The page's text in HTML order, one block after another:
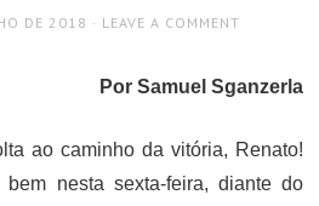
DE 2018 LEAVE A COMMENT
Por Samuel Sganzerla
ao caminho da vitória, Renato!
bem nesta sexta-feira, diante do